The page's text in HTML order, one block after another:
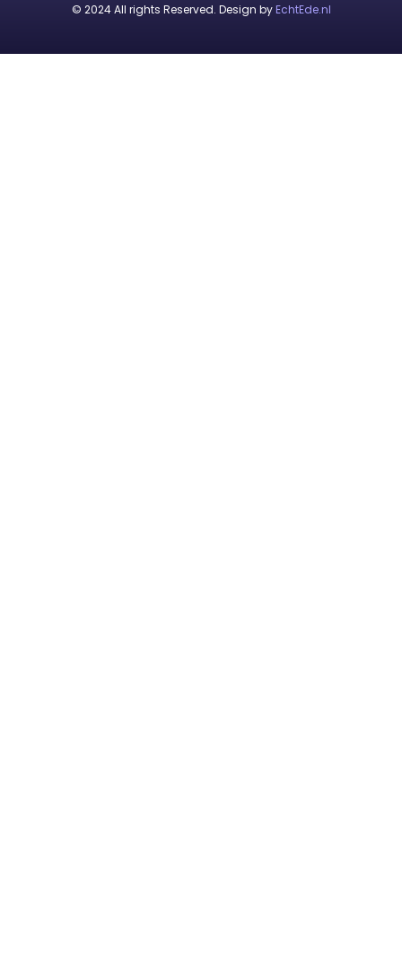
© 2024 All rights Reserved. Design by EchtEde.nl